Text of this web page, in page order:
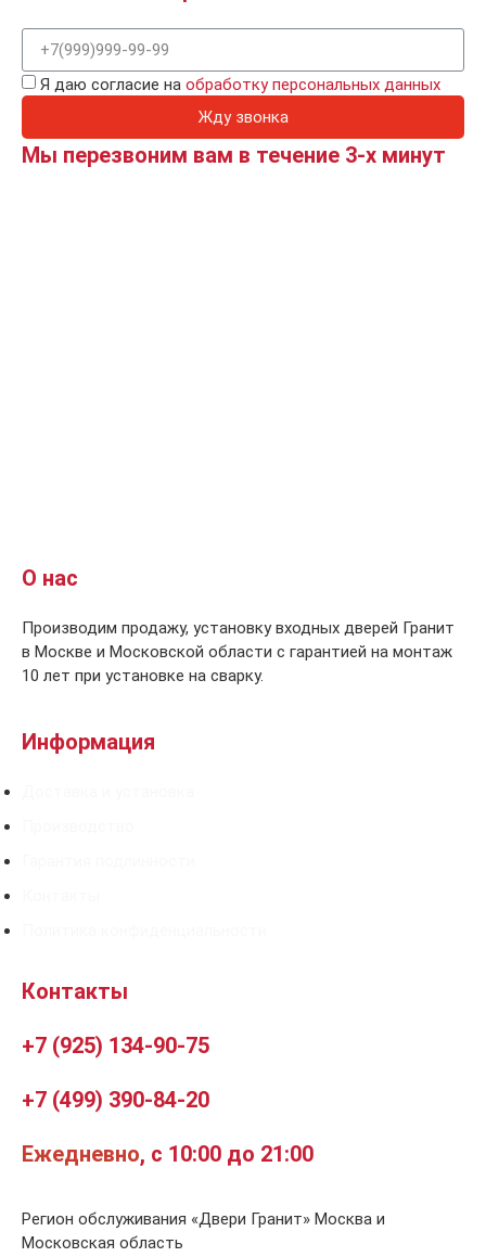
Я даю согласие на обработку персональных данных
Жду звонка
Мы перезвоним вам в течение 3-х минут
О нас
Производим продажу, установку входных дверей Гранит
в Москве и Московской области с гарантией на монтаж
10 лет при установке на сварку.
Информация
Контакты
+7 (925) 134-90-75
+7 (499) 390-84-20
Ежедневно, с 10:00 до 21:00
Регион обслуживания «Двери Гранит» Москва и
Московская область